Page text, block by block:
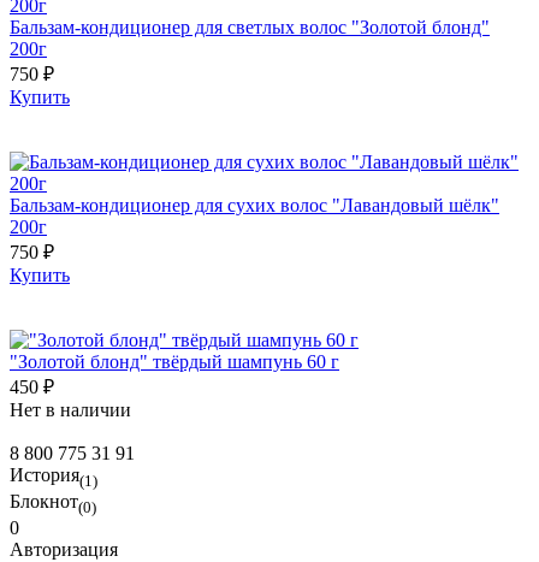
Бальзам-кондиционер для светлых волос "Золотой блонд"
200г
750 ₽
Купить
Бальзам-кондиционер для сухих волос "Лавандовый шёлк"
200г
750 ₽
Купить
"Золотой блонд" твёрдый шампунь 60 г
450 ₽
Нет в наличии
8 800 775 31 91
История(1)
Блокнот(0)
0
Авторизация